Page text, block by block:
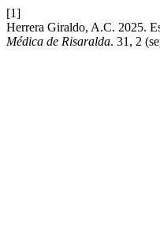
[1]
Herrera Giraldo, A.C. 2025.
Médica de Risaralda. 31, 2